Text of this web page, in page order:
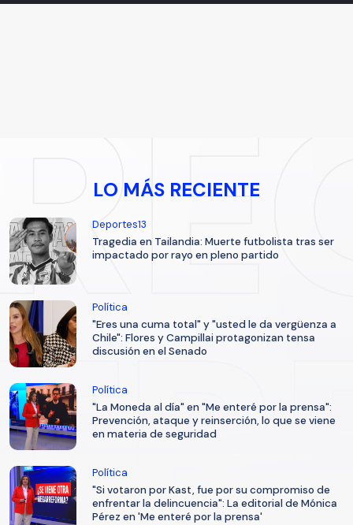
LO MÁS RECIENTE
Deportes13
Tragedia en Tailandia: Muerte futbolista tras ser
impactado por rayo en pleno partido
Política
"Eres una cuma total" y "usted le da vergüenza a
Chile": Flores y Campillai protagonizan tensa
discusión en el Senado
Política
"La Moneda al día" en "Me enteré por la prensa":
Prevención, ataque y reinserción, lo que se viene
en materia de seguridad
Política
"Si votaron por Kast, fue por su compromiso de
enfrentar la delincuencia": La editorial de Mónica
Pérez en 'Me enteré por la prensa'